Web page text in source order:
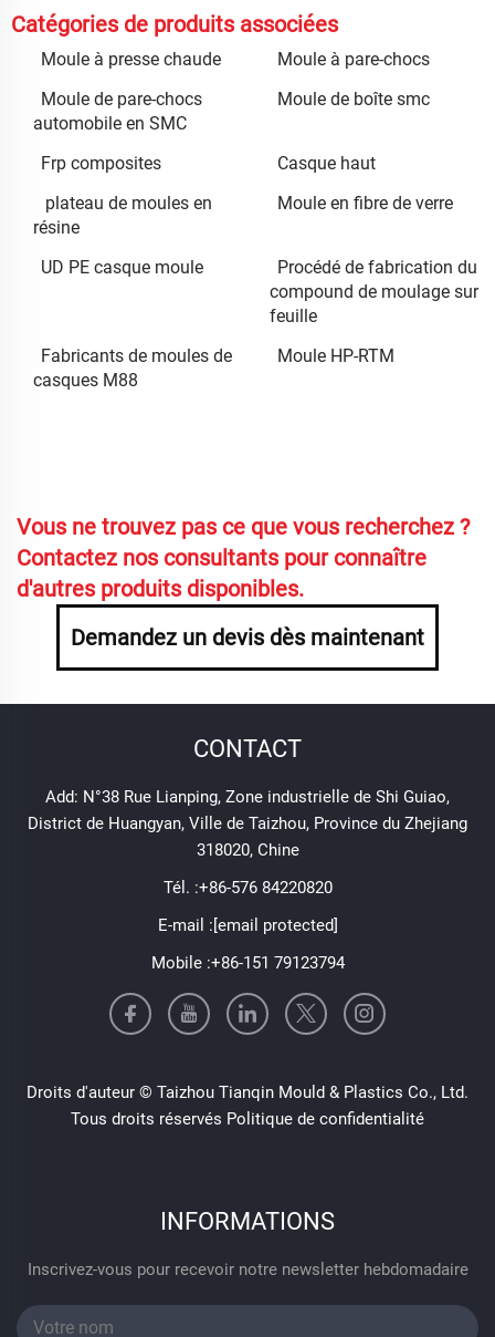
Catégories de produits associées
Moule à presse chaude
Moule à pare-chocs
Moule de pare-chocs
automobile en SMC
Moule de boîte smc
Frp composites
Casque haut
plateau de moules en
résine
Moule en fibre de verre
UD PE casque moule
Procédé de fabrication du
compound de moulage sur
feuille
Fabricants de moules de
casques M88
Moule HP-RTM
Vous ne trouvez pas ce que vous recherchez ?
Contactez nos consultants pour connaître
d'autres produits disponibles.
Demandez un devis dès maintenant
CONTACT
Add: N°38 Rue Lianping, Zone industrielle de Shi Guiao,
District de Huangyan, Ville de Taizhou, Province du Zhejiang
318020, Chine
Tél. :+86-576 84220820
E-mail :[email protected]
Mobile :+86-151 79123794
Droits d'auteur © Taizhou Tianqin Mould & Plastics Co., Ltd.
Tous droits réservés Politique de confidentialité
INFORMATIONS
Inscrivez-vous pour recevoir notre newsletter hebdomadaire